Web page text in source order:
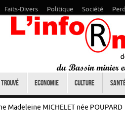
Faits-Divers Politique Société
trouvé Economie Culture
Madeleine MICHELET née POUPARD